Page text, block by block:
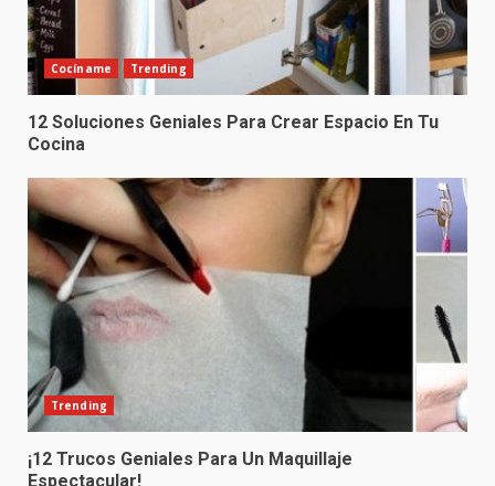
Cocíname Trending
12 Soluciones Geniales Para Crear Espacio En Tu
Cocina
Trending
¡12 Trucos Geniales Para Un Maquillaje
Espectacular!